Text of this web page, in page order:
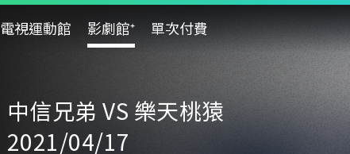
電視運動館 影劇館⁺ 單次付費
中信兄弟 VS 樂天桃猿
2021/04/17